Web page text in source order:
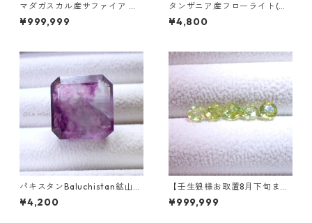
マダガスカル産サファイア ル
ース 9個組 2.4～2.5mm
¥999,999
タンザニア産フローライト(蛍
光) ペアシェイプカットルース
5.46ct 13.8mm*10.8mm*7.0
¥4,800
パキスタンBaluchistan鉱山産
フローライト スクエアカット
ルース 34.4ct 20 x 19.6 x 11
¥4,200
【壬生狼様お取置8月下旬ま
で】マダガスカル産スフェー
ン ラウンドカットルース 0.45
¥999,999